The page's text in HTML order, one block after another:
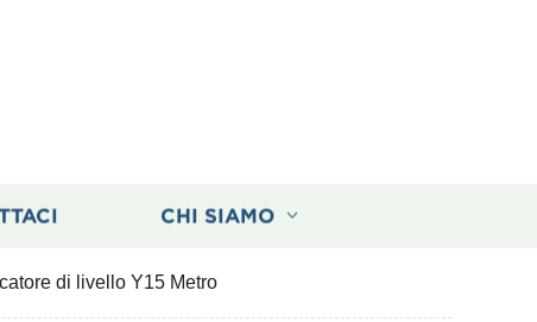
CHI SIAMO
di livello Y15 Metro